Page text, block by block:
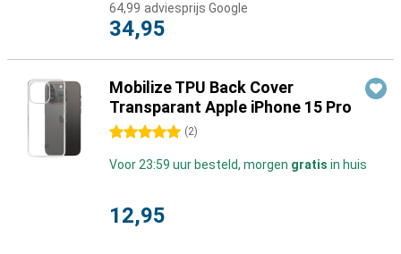
64,99 adviesprijs Google
34,95
Mobilize TPU Back Cover
Transparant Apple iPhone 15 Pro
5 sterren (2)
Voor 23:59 uur besteld, morgen gratis in huis
12,95